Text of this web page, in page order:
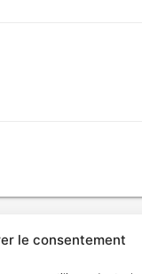
le consentement